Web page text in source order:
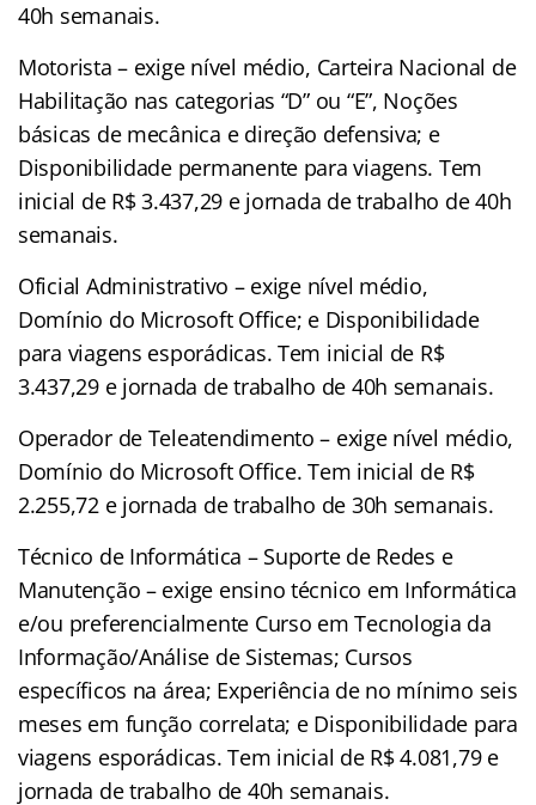
40h semanais.
Motorista – exige nível médio, Carteira Nacional de
Habilitação nas categorias “D” ou “E”, Noções
básicas de mecânica e direção defensiva; e
Disponibilidade permanente para viagens. Tem
inicial de R$ 3.437,29 e jornada de trabalho de 40h
semanais.
Oficial Administrativo – exige nível médio,
Domínio do Microsoft Office; e Disponibilidade
para viagens esporádicas. Tem inicial de R$
3.437,29 e jornada de trabalho de 40h semanais.
Operador de Teleatendimento – exige nível médio,
Domínio do Microsoft Office. Tem inicial de R$
2.255,72 e jornada de trabalho de 30h semanais.
Técnico de Informática – Suporte de Redes e
Manutenção – exige ensino técnico em Informática
e/ou preferencialmente Curso em Tecnologia da
Informação/Análise de Sistemas; Cursos
específicos na área; Experiência de no mínimo seis
meses em função correlata; e Disponibilidade para
viagens esporádicas. Tem inicial de R$ 4.081,79 e
jornada de trabalho de 40h semanais.